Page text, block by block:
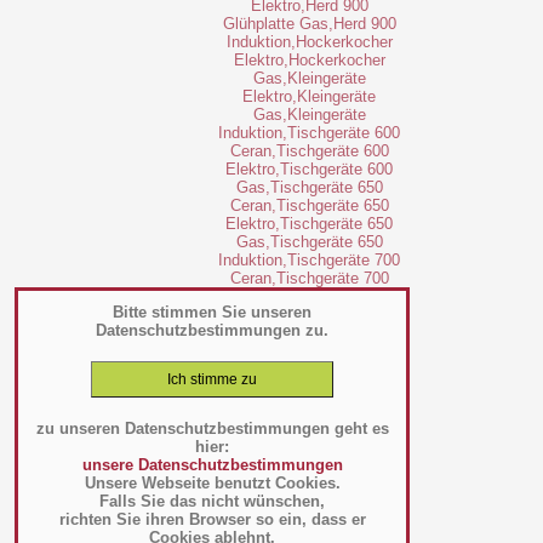
Bitte stimmen Sie unseren
Datenschutzbestimmungen zu.
zu unseren Datenschutzbestimmungen geht es
hier:
unsere Datenschutzbestimmungen
Unsere Webseite benutzt Cookies.
Falls Sie das nicht wünschen,
richten Sie ihren Browser so ein, dass er
Cookies ablehnt.